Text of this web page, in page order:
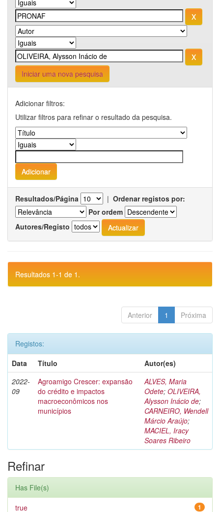
Iniciar uma nova pesquisa
Adicionar filtros:
Utilizar filtros para refinar o resultado da pesquisa.
Resultados/Página | Ordenar registos por:
Por ordem
Autores/Registo
Resultados 1-1 de 1.
Anterior 1 Próxima
Registos:
Data
Título
Autor(es)
2022-
09
Agroamigo Crescer: expansão
do crédito e impactos
macroeconômicos nos
municípios
ALVES, Maria
Odete; OLIVEIRA,
Alysson Inácio de;
CARNEIRO, Wendell
Márcio Araújo;
MACIEL, Iracy
Soares Ribeiro
Refinar
Has File(s)
1
true